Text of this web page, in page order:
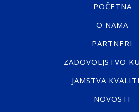
POČETNA
O NAMA
PARTNERI
ZADOVOLJSTVO
JAMSTVA
NOVOSTI